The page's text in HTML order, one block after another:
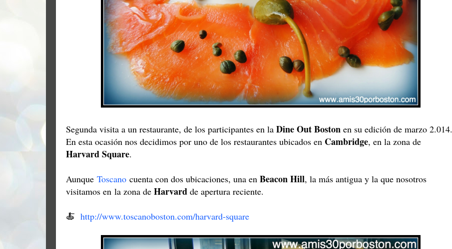
Segunda visita a un restaurante, de los participantes en la Dine Out Boston en su edición de marzo 2.014.
En esta ocasión nos decidimos por uno de los restaurantes ubicados en Cambridge, en la zona de
Harvard Square.
Aunque Toscano cuenta con dos ubicaciones, una en Beacon Hill, la más antigua y la que nosotros
visitamos en la zona de Harvard de apertura reciente.
🍝 http://www.toscanoboston.com/harvard-square